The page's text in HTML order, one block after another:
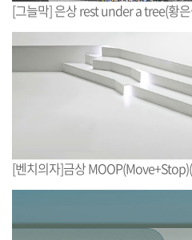
[그늘막] 은상 rest under a tree(황
[벤치의자]금상